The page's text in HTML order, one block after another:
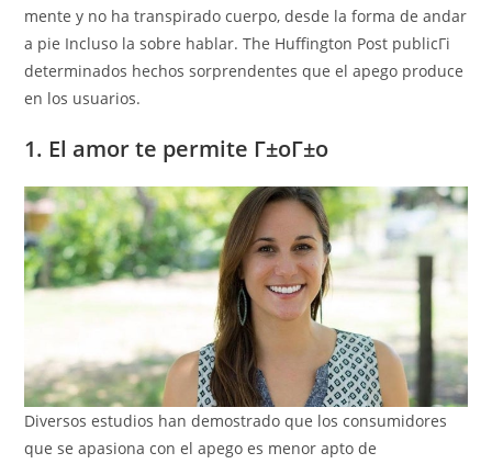
mente y no ha transpirado cuerpo, desde la forma de andar
a pie Incluso la sobre hablar. The Huffington Post publicГі
determinados hechos sorprendentes que el apego produce
en los usuarios.
1. El amor te permite Г±oГ±o
Diversos estudios han demostrado que los consumidores
que se apasiona con el apego es menor apto de